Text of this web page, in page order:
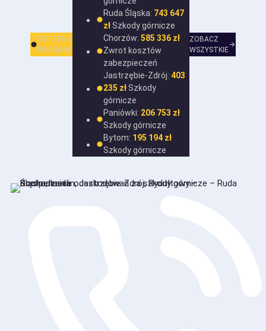
OSTATNIE
WYGRANE
Ruda Śląska: 743 647
zł Szkody górnicze
Chorzów:585 336 zł
Zwrot kosztów
zabezpieczeń
Jastrzębie-Zdrój:403
235 zł Szkody
górnicze
Paniówki: 206 753 zł
Szkody górnicze
Bytom: 195 194 zł
Szkody górnicze
ZOBACZ
WSZYSTKIE